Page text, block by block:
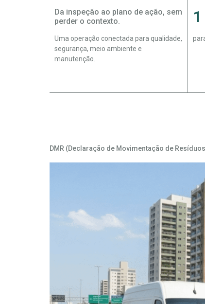
Da inspeção ao plano de ação, sem
perder o contexto.
Uma operação conectada para qualidade,
segurança, meio ambiente e
manutenção.
DMR (Declaração de Movimentação de